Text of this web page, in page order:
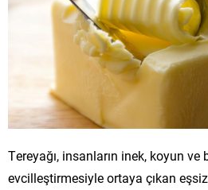
Tereyağı, insanların inek, koyun ve
evcilleştirmesiyle ortaya çıkan